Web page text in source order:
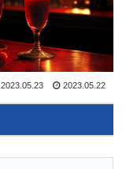
2023.05.23 2023.05.22